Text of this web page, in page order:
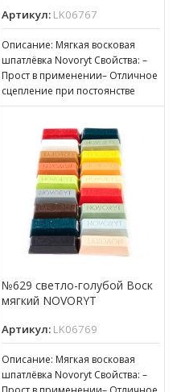
Артикул: LK06767
Описание: Мягкая восковая
шпатлёвка Novoryt Свойства: –
Прост в применении– Отличное
сцепление при постоянстве
консистенции– Готов к
№629 светло-голубой Воск
мягкий NOVORYT
Артикул: LK06769
Описание: Мягкая восковая
шпатлёвка Novoryt Свойства: –